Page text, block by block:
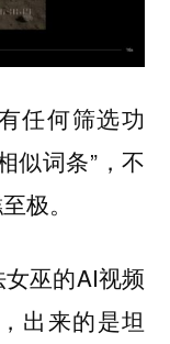
任何筛选功
似词条”，不
极。
巫的AI视频
出来的是坦